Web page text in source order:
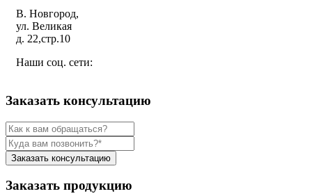
В. Новгород,
ул. Великая
д. 22,стр.10
Наши соц. сети:
Заказать консультацию
Заказать консультацию
Заказать продукцию